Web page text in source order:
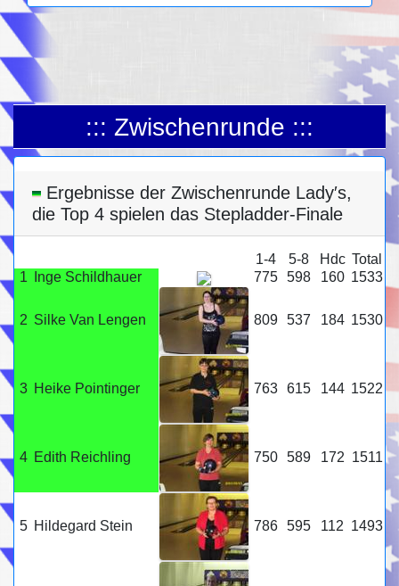
::: Zwischenrunde :::
Ergebnisse der Zwischenrunde Lady′s,
die Top 4 spielen das Stepladder-Finale
1-4 5-8 Hdc Total
1
Inge Schildhauer 775 598 160 1533
2 Silke Van Lengen 809 537 184 1530
3 Heike Pointinger 763 615 144 1522
4 Edith Reichling 750 589 172 1511
5 Hildegard Stein 786 595 112 1493